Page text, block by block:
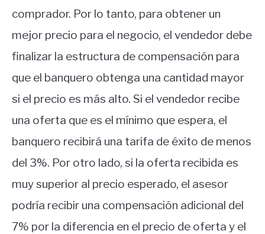
comprador. Por lo tanto, para obtener un
mejor precio para el negocio, el vendedor debe
finalizar la estructura de compensación para
que el banquero obtenga una cantidad mayor
si el precio es más alto. Si el vendedor recibe
una oferta que es el mínimo que espera, el
banquero recibirá una tarifa de éxito de menos
del 3%. Por otro lado, si la oferta recibida es
muy superior al precio esperado, el asesor
podría recibir una compensación adicional del
7% por la diferencia en el precio de oferta y el